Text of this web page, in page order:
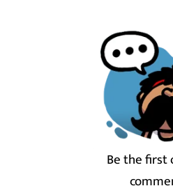
Be the first